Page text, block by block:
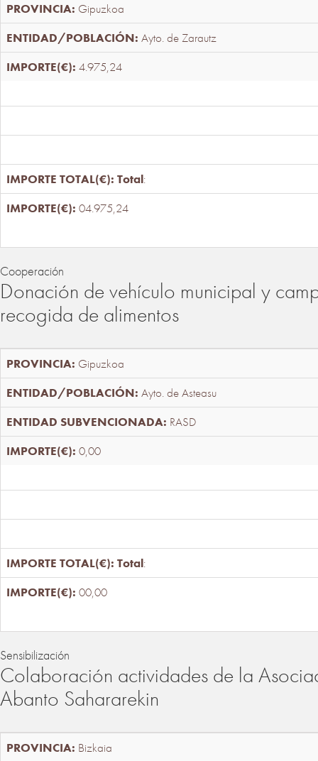
Gipuzkoa
Ayto. de Zarautz
4.975,24
Total:
04.975,24
Cooperación
Donación de vehículo municipal y
recogida de alimentos
Gipuzkoa
Ayto. de Asteasu
RASD
0,00
Total:
00,00
Sensibilización
Colaboración actividades de la
Abanto Sahararekin
Bizkaia